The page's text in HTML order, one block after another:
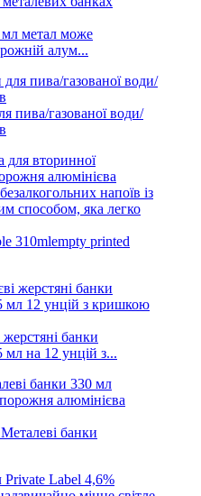
мл метал може
алум...
пива/газованої води/
310mlempty printed
банки
мл на 12 унцій з...
банки